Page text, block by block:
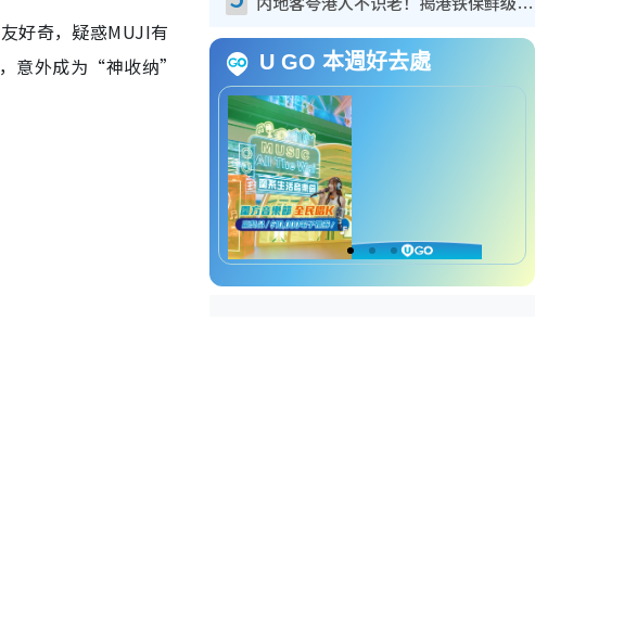
好奇，疑惑MUJI有
意外成为“神收纳”
内地客夸港人不识老！揭港铁保鲜级冷气 港人求放过：别投诉
U GO 本週好去處